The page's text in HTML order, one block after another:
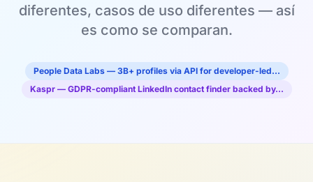
diferentes, casos de uso diferentes — así
es como se comparan.
People Data Labs — 3B+ profiles via API for developer-led…
Kaspr — GDPR-compliant LinkedIn contact finder backed by…